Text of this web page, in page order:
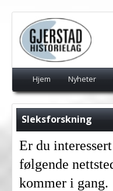
Hjem Nyheter
Sleksforskning
Er du
følgende
kommer i gang.